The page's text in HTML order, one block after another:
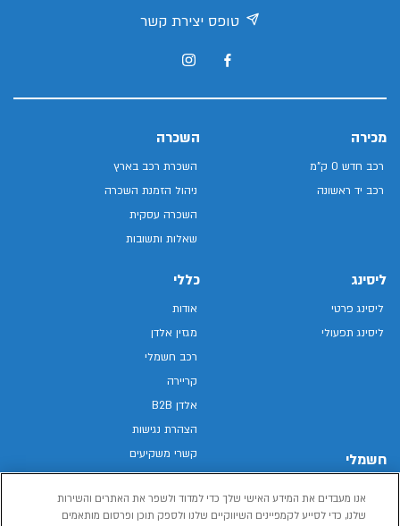
טופס יצירת קשר
מכירה
רכב חדש 0 ק"מ
רכב יד ראשונה
השכרה
השכרת רכב בארץ
ניהול הזמנת השכרה
השכרה עסקית
שאלות ותשובות
ליסינג
ליסינג פרטי
ליסינג תפעולי
חשמלי
רכב חשמלי
כללי
אודות
מגזין אלדן
רכב חשמלי
קריירה
אלדן B2B
הצהרת נגישות
קשרי משקיעים
מפת האתר
מדיניות פרטיות
אנו מעבדים את המידע האישי שלך כדי למדוד ולשפר את האתרים והשירות
שלנו, כדי לסייע לקמפיינים השיווקיים שלנו ולספק תוכן ופרסום מותאמים